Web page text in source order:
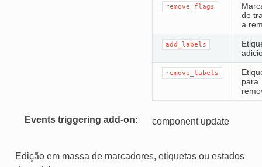
remove_flags
de
a
add_labels
remove_labels
para
Events triggering add-on component update
Edição em massa de marcadores, etiquetas ou estados